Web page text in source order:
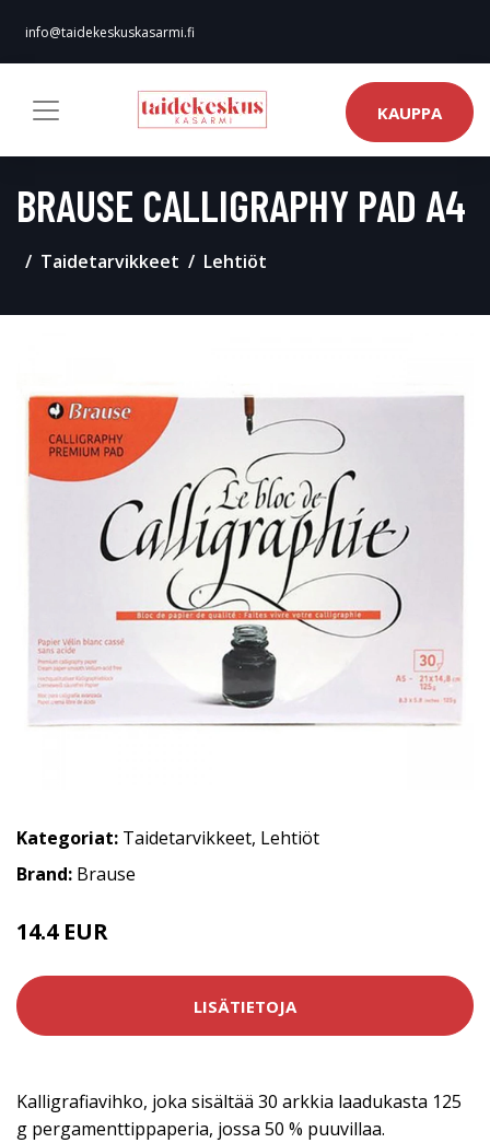
info@taidekeskuskasarmi.fi
KAUPPA
BRAUSE CALLIGRAPHY PAD A4
Taidetarvikkeet Lehtiöt
Kategoriat: Taidetarvikkeet, Lehtiöt
Brand: Brause
14.4 EUR
LISÄTIETOJA
Kalligrafiavihko, joka sisältää 30 arkkia laadukasta 125
g pergamenttippaperia, jossa 50 % puuvillaa.